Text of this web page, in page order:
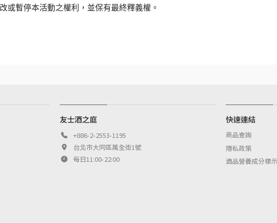
或暫停本活動之權利，並保有最終釋義權。
友士酒之庭
+886-2-2553-1195
台北市大同區萬全街1號
每日11:00-22:00
快速連結
商品查詢
隱私政策
酒品營養成分標